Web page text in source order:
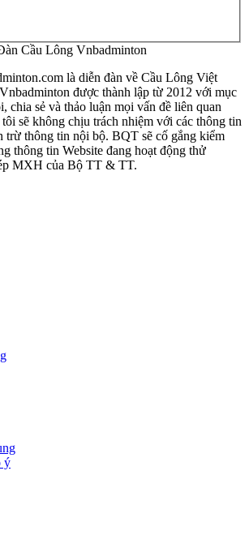
Cầu Lông Vnbadminton
là diễn đàn về Cầu Lông Việt
được thành lập từ 2012 với mục
chia sẻ và thảo luận mọi vấn đề liên quan
sẽ không chịu trách nhiệm với các thông tin
trừ thông tin nội bộ. BQT sẽ cố gắng kiểm
thông tin Website đang hoạt động thử
MXH của Bộ TT & TT.
ý